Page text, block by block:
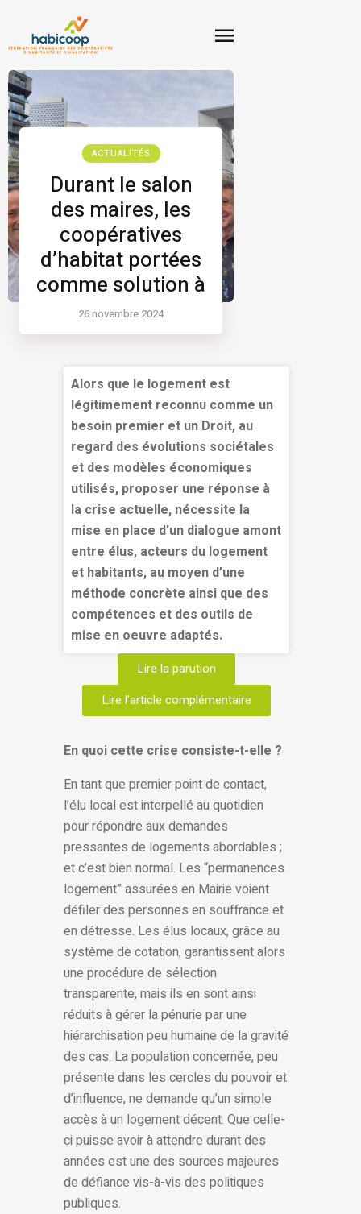
ACTUALITÉS
Durant le salon
des maires, les
coopératives
d’habitat portées
comme solution à
la crise du
logement
26 novembre 2024
Alors que le logement est
légitimement reconnu comme un
besoin premier et un Droit, au
regard des évolutions sociétales
et des modèles économiques
utilisés, proposer une réponse à
la crise actuelle, nécessite la
mise en place d’un dialogue amont
entre élus, acteurs du logement
et habitants, au moyen d’une
méthode concrète ainsi que des
compétences et des outils de
mise en oeuvre adaptés.
Lire la parution
Lire l'article complémentaire
En quoi cette crise consiste-t-elle ?
En tant que premier point de contact,
l’élu local est interpellé au quotidien
pour répondre aux demandes
pressantes de logements abordables ;
et c’est bien normal. Les “permanences
logement” assurées en Mairie voient
défiler des personnes en souffrance et
en détresse. Les élus locaux, grâce au
système de cotation, garantissent alors
une procédure de sélection
transparente, mais ils en sont ainsi
réduits à gérer la pénurie par une
hiérarchisation peu humaine de la gravité
des cas. La population concernée, peu
présente dans les cercles du pouvoir et
d’influence, ne demande qu’un simple
accès à un logement décent. Que celle-
ci puisse avoir à attendre durant des
années est une des sources majeures
de défiance vis-à-vis des politiques
publiques.